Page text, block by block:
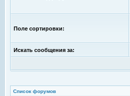
Поле сортировки:
Искать сообщения за:
Список форумов